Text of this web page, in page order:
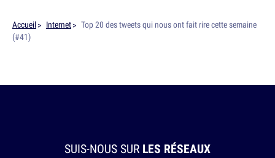
Accueil Internet
Top 20 des tweets qui nous ont fait rire cette semaine
(#41)
SUIS-NOUS SUR LES RÉSEAUX